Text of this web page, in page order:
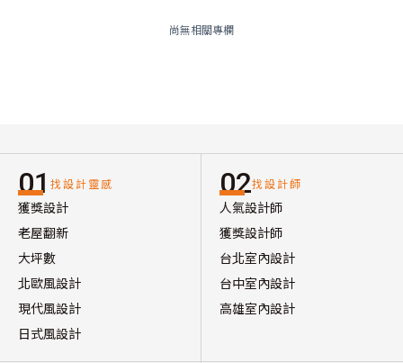
尚無相關專欄
01 找設計靈感
獲獎設計
老屋翻新
大坪數
北歐風設計
現代風設計
日式風設計
02找設計師
人氣設計師
獲獎設計師
台北室內設計
台中室內設計
高雄室內設計